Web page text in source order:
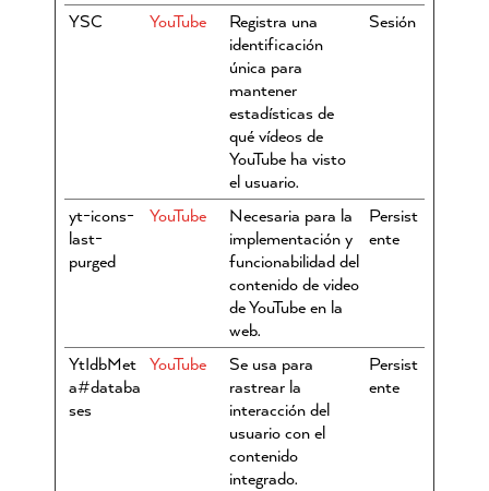
YSC YouTube
Registra una
identificación
única para
mantener
estadísticas de
qué vídeos de
YouTube ha visto
el usuario.
Sesión
yt-icons-
last-
purged
YouTube
Necesaria para la
implementación y
funcionabilidad del
contenido de video
de YouTube en la
web.
Persist
ente
YtIdbMet
a#databa
ses
YouTube
Se usa para
rastrear la
interacción del
usuario con el
contenido
integrado.
Persist
ente